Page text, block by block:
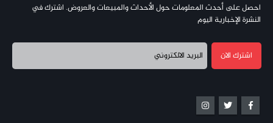
احصل على أحدث المعلومات حول الأحداث والمبيعات والعروض. اشترك في
النشرة الإخبارية اليوم